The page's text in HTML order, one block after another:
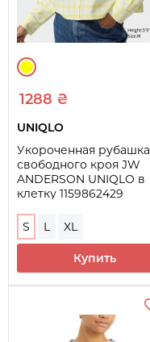
1288 ₴
UNIQLO
Укороченная рубашка
свободного кроя JW
ANDERSON UNIQLO в
клетку 1159862429
S
L XL
Купить